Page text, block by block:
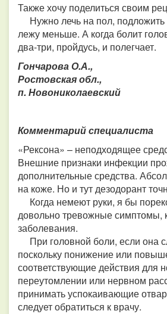
Также хочу поделиться своим
Нужно лечь на пол, подложить
лежу меньше. А когда болит
два-три, пройдусь, и полегчает.
Гончарова О.А.,
Ростовская обл.,
п. Новониколаевский
Комментарий специалиста
«Рексона» – неподходящее
Внешние признаки инфекции
дополнительные средства.
на коже. Но и тут дезодорант
Когда немеют руки, я бы
довольно тревожные симптомы,
заболевания.
При головной боли, если она
поскольку понижение или
соответствующие действия для
переутомлении или нервном
принимать успокаивающие
следует обратиться к врачу.